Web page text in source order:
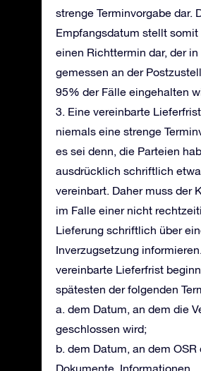
strenge Terminvorgabe dar.
Empfangsdatum stellt
einen Richttermin dar, der in
gemessen an der
95% der Fälle eingehalten
3. Eine vereinbarte
niemals eine strenge
es sei denn, die Parteien
ausdrücklich schriftlich
vereinbart. Daher muss der
im Falle einer nicht
Lieferung schriftlich über
Inverzugsetzung
vereinbarte Lieferfrist
spätesten der folgenden
a. dem Datum, an dem die
geschlossen wird;
b. dem Datum, an dem OSR
Dokumente, Informationen,